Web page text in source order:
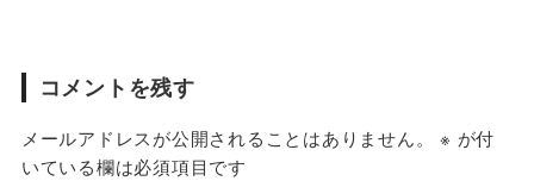
コメントを残す
メールアドレスが公開されることはありません。 ※ が付
いている欄は必須項目です